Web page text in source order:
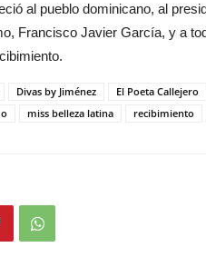
al pueblo dominicano, al
Francisco Javier García, y a
Divas by Jiménez El Poeta Callejero
miss belleza latina recibimiento